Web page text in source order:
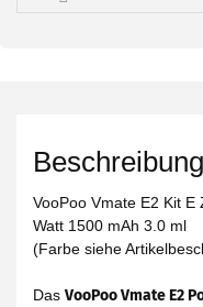
Beschreibung
VooPoo Vmate E2 Kit
Watt 1500 mAh 3.0 ml
(Farbe siehe
Das VooPoo Vmate E2